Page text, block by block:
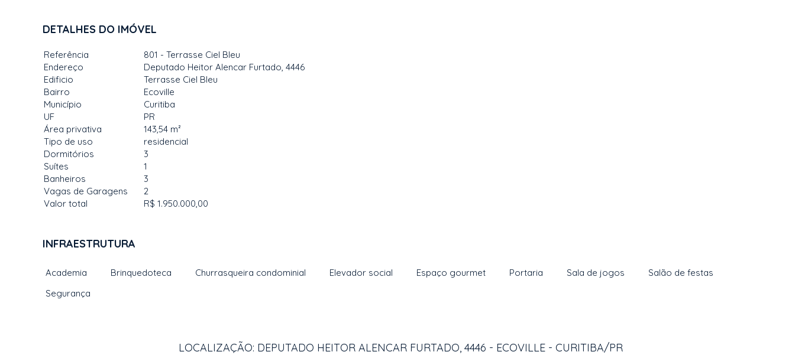
DETALHES DO IMÓVEL
Referência
801 - Terrasse Ciel Bleu
Endereço
Deputado Heitor Alencar Furtado, 4446
Edificio
Terrasse Ciel Bleu
Bairro
Ecoville
Município
Curitiba
UF
PR
Área privativa
143,54 m²
Tipo de uso
residencial
Dormitórios
3
Suítes
1
Banheiros
3
Vagas de Garagens
2
Valor total
R$ 1.950.000,00
INFRAESTRUTURA
Academia Brinquedoteca Churrasqueira condominial Elevador social Espaço gourmet Portaria Sala de jogos
Salão de festas
Segurança
LOCALIZAÇÃO: DEPUTADO HEITOR ALENCAR FURTADO, 4446 - ECOVILLE - CURITIBA/PR